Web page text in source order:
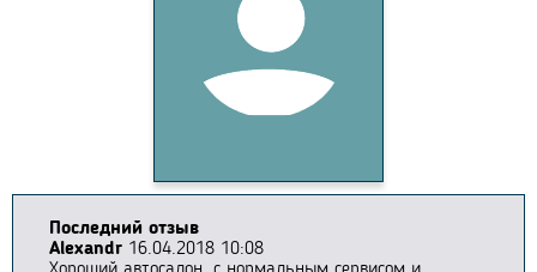
Последний отзыв
Alexandr 16.04.2018 10:08